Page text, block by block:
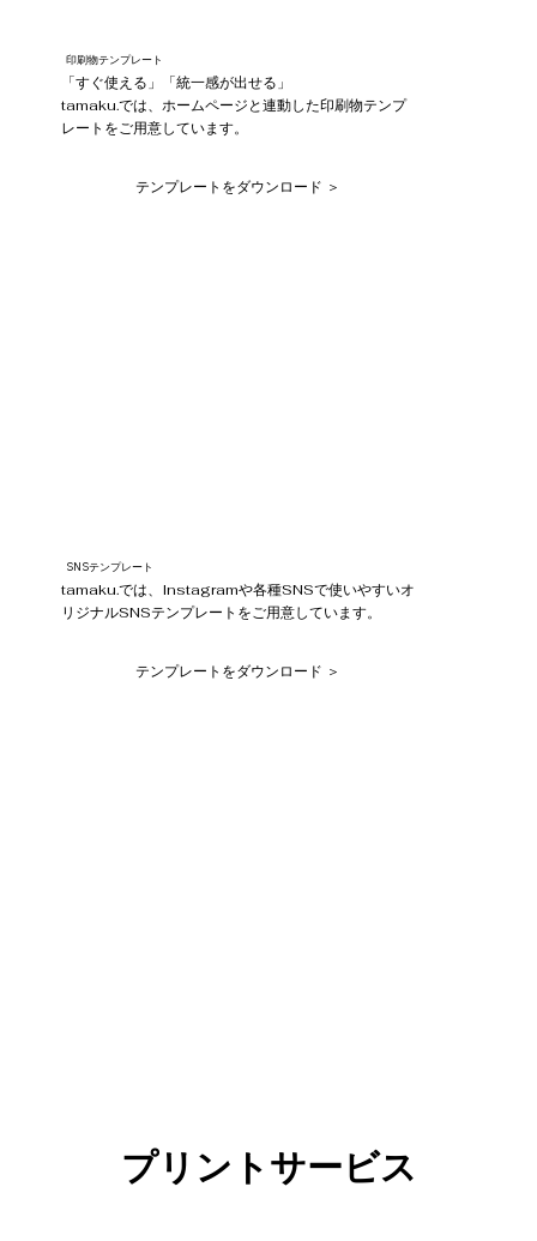
印刷物テンプレート
「すぐ使える」「統一感が出せる」
tamaku.では、ホームページと連動した印刷物テンプ
レートをご用意しています。
テンプレートをダウンロード ＞
SNSテンプレート
tamaku.では、Instagramや各種SNSで使いやすいオ
リジナルSNSテンプレートをご用意しています。
テンプレートをダウンロード ＞
プリントサービス